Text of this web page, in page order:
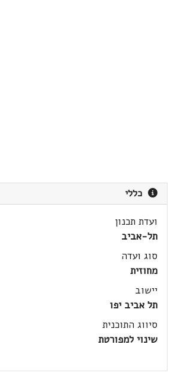
כללי
ועדת תכנון
תל-אביב
סוג ועדה
מחוזית
יישוב
תל אביב יפו
סיווג התוכנית
שינוי למפורטת